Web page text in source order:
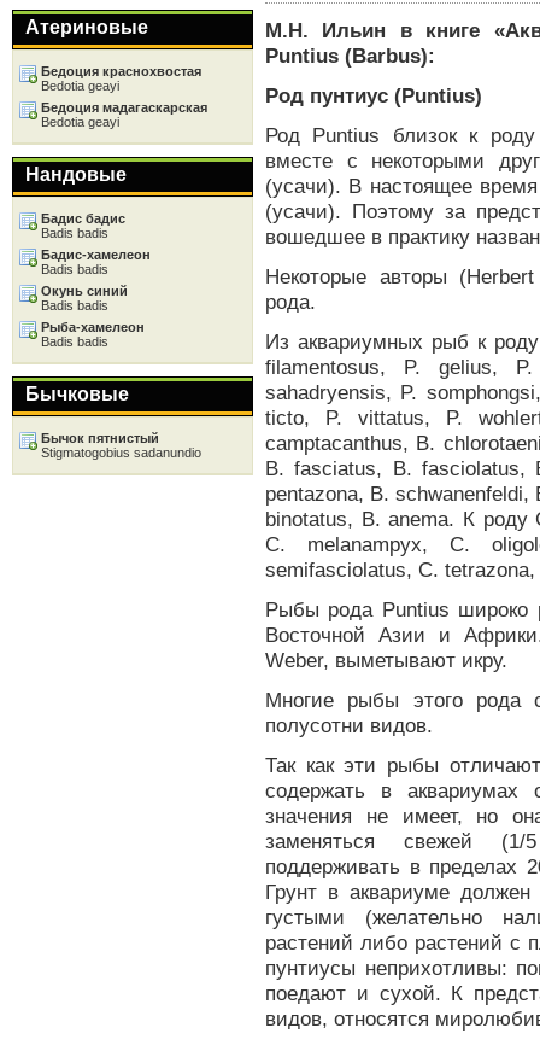
М.Н. Ильин в книге
Puntius (Barbus):
Род пунтиус (Puntius)
Род Puntius близок к
вместе с некоторыми
(усачи). В настоящее
(усачи). Поэтому за
вошедшее в практику
Некоторые авторы
рода.
Из аквариумных рыб к
filamentosus, P. gelius,
sahadryensis, P.
ticto, P. vittatus, P.
camptacanthus, В.
В. fasciatus, В. fasciolatus,
pentazona, В.
binotatus, В. anema. К
С. melanampyx, С.
semifasciolatus, С.
Рыбы рода Puntius широко
Восточной Азии и
Weber, выметывают икру.
Многие рыбы этого рода
полусотни видов.
Так как эти рыбы
содержать в
значения не имеет, но
заменяться свежей
поддерживать в пределах
Грунт в аквариуме
густыми (желательно
растений либо растений
пунтиусы неприхотливы:
поедают и сухой. К
видов, относятся
Атериновые
Бедоция краснохвостая
Bedotia geayi
Бедоция мадагаскарская
Bedotia geayi
Нандовые
Бадис бадис
Badis badis
Бадис-хамелеон
Badis badis
Окунь синий
Badis badis
Рыба-хамелеон
Badis badis
Бычковые
Бычок пятнистый
Stigmatogobius sadanundio